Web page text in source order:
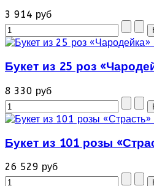
3 914 руб
Букет из 25 роз
8 330 руб
Букет из 101 розы
26 529 руб